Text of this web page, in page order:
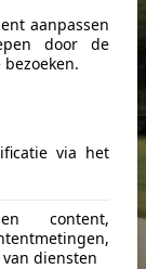
aanpassen
door de
via het
en content,
diensten